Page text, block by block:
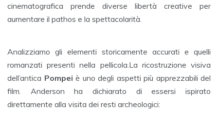
cinematografica prende diverse libertà creative per
aumentare il pathos e la spettacolarità.
Analizziamo gli elementi storicamente accurati e quelli
romanzati presenti nella pellicola.La ricostruzione visiva
dell’antica Pompei è uno degli aspetti più apprezzabili del
film. Anderson ha dichiarato di essersi ispirato
direttamente alla visita dei resti archeologici: